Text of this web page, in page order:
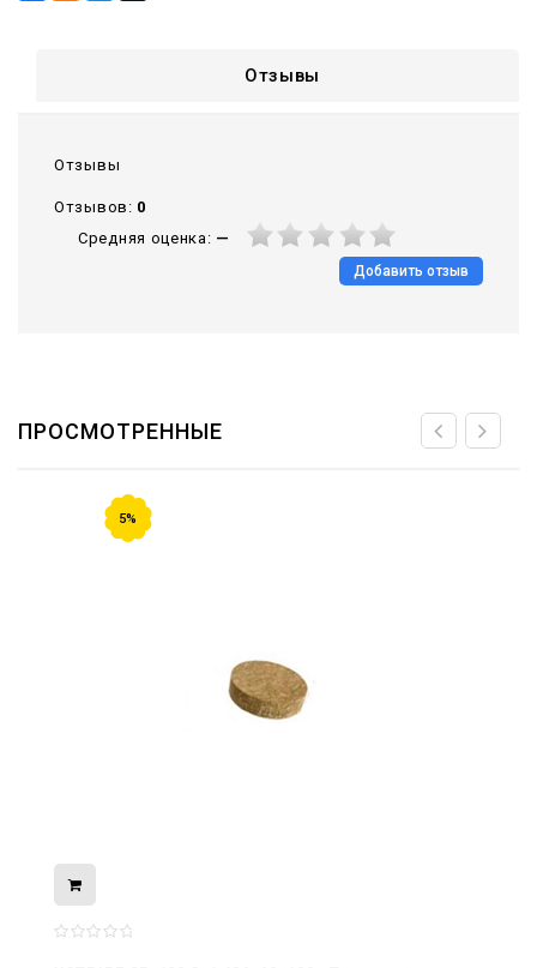
Отзывы
Отзывы
Отзывов: 0
Средняя оценка: —
Добавить отзыв
ПРОСМОТРЕННЫЕ
5%